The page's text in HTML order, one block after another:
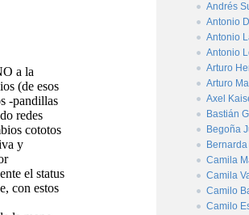
Andrés
Antonio
Antonio
Antonio
Arturo
Arturo
Axel
Bastián
Begoña
Camila
Camila
Camilo
Camilo